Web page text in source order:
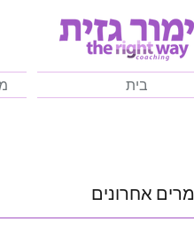
בית
אחרונים